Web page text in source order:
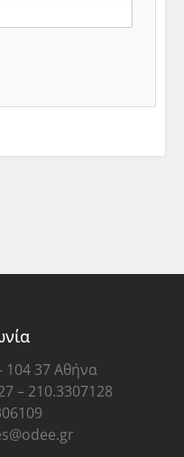
37 Αθήνα
– 210.3307128